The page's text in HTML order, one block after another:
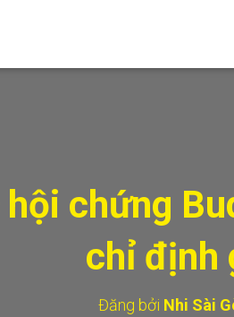
chứng
chỉ định
Đăng bởi Nhi Sài